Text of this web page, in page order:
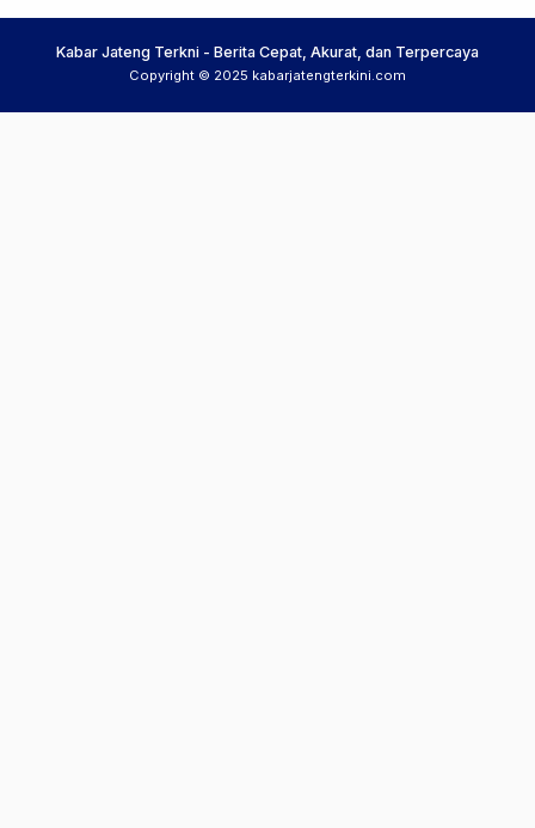
Kabar Jateng Terkni - Berita Cepat, Akurat, dan Terpercaya
Copyright © 2025 kabarjatengterkini.com